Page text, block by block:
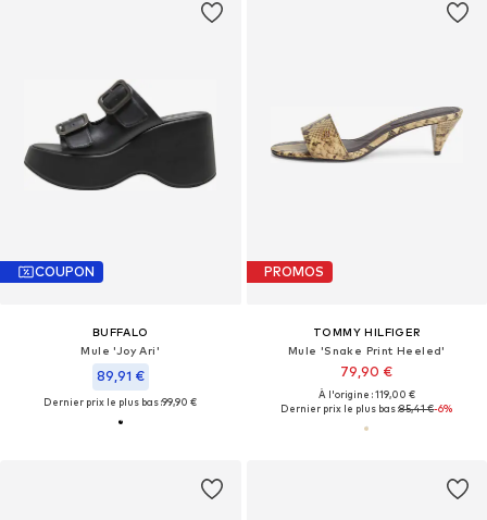
COUPON
BUFFALO
Mule 'Joy Ari'
89,91 €
Dernier prix le plus bas :99,90 €
PROMOS
TOMMY HILFIGER
Mule 'Snake Print Heeled'
79,90 €
À l'origine : 119,00 €
Dernier prix le plus bas :85,41 €-6%